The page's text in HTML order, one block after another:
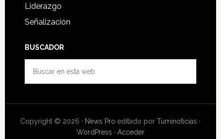
Liderazgo
Señalización
BUSCADOR
web
Copyright © 2026 · News Pro editado porTuminoticias ·
WordPress · Acceder